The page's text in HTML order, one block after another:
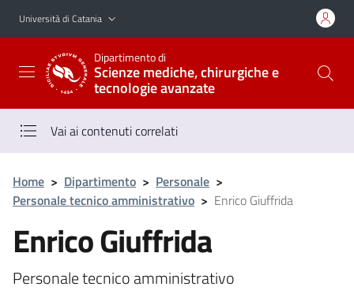
Vai al contenuto principale
Vai al menu di navigazione
Università di Catania
Dipartimento di
Scienze mediche, chirurgiche e
tecnologie avanzate
Vai ai contenuti correlati
Home > Dipartimento > Personale >
Personale tecnico amministrativo > Enrico Giuffrida
Enrico Giuffrida
Personale tecnico amministrativo